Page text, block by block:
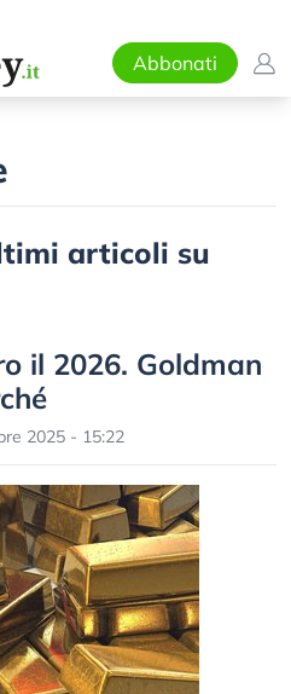
Abbonati
articoli su
il 2026. Goldman
2025 - 15:22